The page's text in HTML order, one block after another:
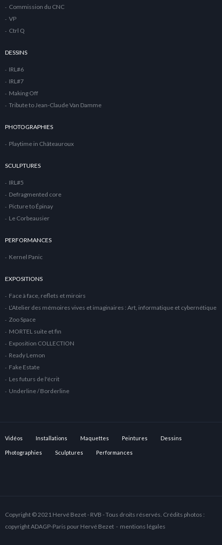
Commission du CNC
VP
Ctrl Q
DESSINS
IRL#6
IRL#7
Making Off
Tribute to Jean-Claude Van Damme
PHOTOGRAPHIES
Playtime in Châteauroux
SCULPTURES
IRL#5
Defragmented core
Picture to Épinay
Le Corbeausier
PERFORMANCES
Kernel Panic
EXPOSITIONS
Face à face, reflets et miroirs
L’Atelier des mémoires vives et imaginaires : Art, informatique et cybernétique
Zoo Space
MORTEL suite et fin
Exposition COLLECTION
Ready Lemon
Fake Estate
Les futurs de l'écrit
Underline / Borderline
Vidéos Installations Maquettes Peintures Dessins
Photographies Sculptures Performances
Copyright © 2021 Hervé Bezet - RVB - Tous droits réservés. Crédits photos :
copyright ADAGP-Paris pour Hervé Bezet - mentions légales